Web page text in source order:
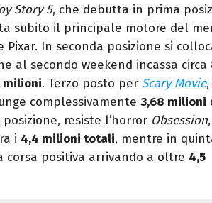
Story 5, che debutta in prima
subito il principale motore del
In seconda posizione si
al secondo weekend incassa circa
milioni. Terzo posto per Scary Movie
complessivamente 3,68 milioni
resiste l’horror Obsession
i 4,4 milioni totali, mentre in
corsa positiva arrivando a oltre 4,5